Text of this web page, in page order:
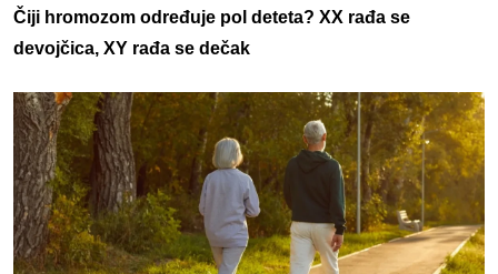
Čiji hromozom određuje pol deteta? XX rađa se
devojčica, XY rađa se dečak